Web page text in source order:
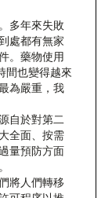
多年來失敗
處都有無家
。藥物使用
間也變得越來
為嚴重，我
自於對第二
全面、按需
量預防方面
將人們轉移